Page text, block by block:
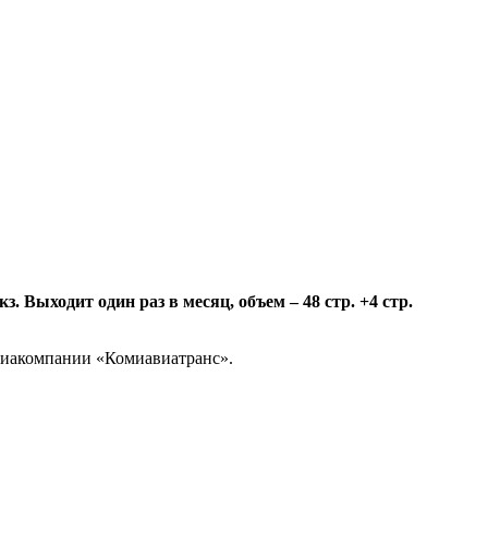
Выходит один раз в месяц, объем – 48 стр. +4 стр.
«Комиавиатранс».